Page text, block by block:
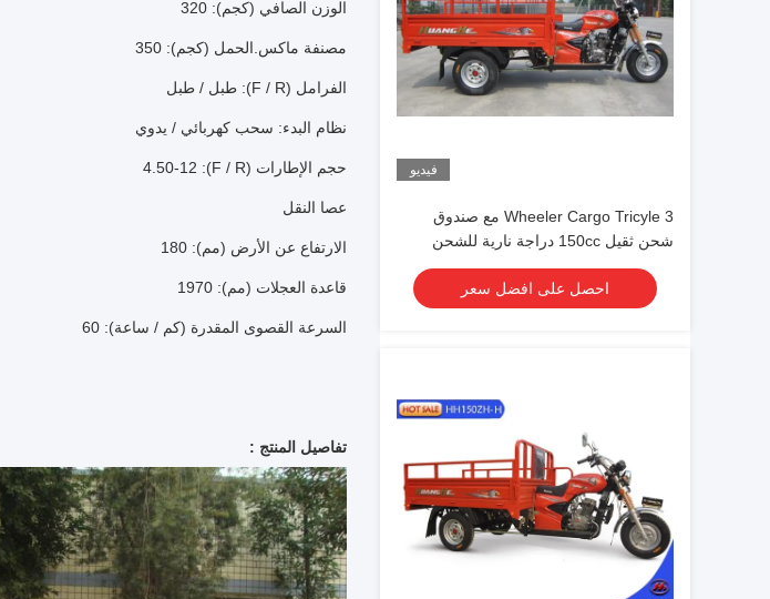
فيديو
3 Wheeler Cargo Tricyle مع صندوق
شحن ثقيل 150cc دراجة نارية للشحن
احصل على افضل سعر
الوزن الصافي (كجم): 320
مصنفة ماكس.الحمل (كجم): 350
الفرامل (F / R): طبل / طبل
نظام البدء: سحب كهربائي / يدوي
حجم الإطارات (F / R): 4.50-12
عصا النقل
الارتفاع عن الأرض (مم): 180
قاعدة العجلات (مم): 1970
السرعة القصوى المقدرة (كم / ساعة): 60
تفاصيل المنتج :